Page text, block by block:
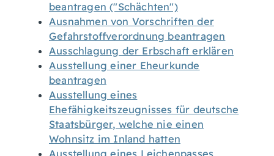
beantragen ("Schächten")
Ausnahmen von Vorschriften der
Gefahrstoffverordnung beantragen
Ausschlagung der Erbschaft erklären
Ausstellung einer Eheurkunde
beantragen
Ausstellung eines
Ehefähigkeitszeugnisses für deutsche
Staatsbürger, welche nie einen
Wohnsitz im Inland hatten
Ausstellung eines Leichenpasses